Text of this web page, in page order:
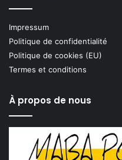
Impressum
Politique de confidentialité
Politique de cookies (EU)
Termes et conditions
À propos de nous